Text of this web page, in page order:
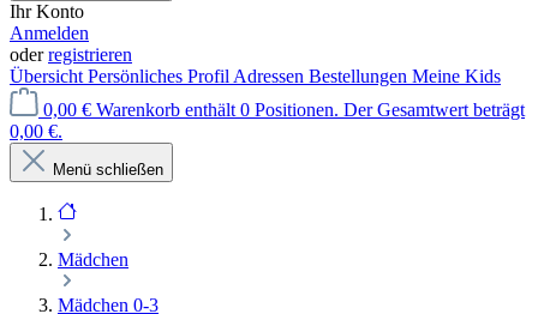
Ihr Konto
Anmelden
oderregistrieren
Übersicht Persönliches Profil Adressen Bestellungen Meine Kids
0,00 € Warenkorb enthält 0 Positionen. Der Gesamtwert beträgt
0,00 €.
Menü schließen
Mädchen
Mädchen 0-3